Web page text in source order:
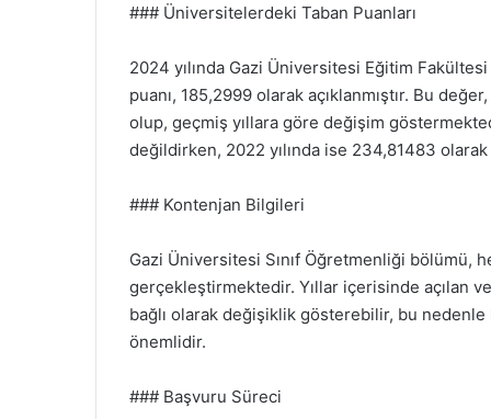
### Üniversitelerdeki Taban Puanları
2024 yılında Gazi Üniversitesi Eğitim
puanı, 185,2999 olarak açıklanmıştır. Bu
olup, geçmiş yıllara göre değişim
değildirken, 2022 yılında ise 234,81483
### Kontenjan Bilgileri
Gazi Üniversitesi Sınıf Öğretmenliği bölümü,
gerçekleştirmektedir. Yıllar içerisinde açılan
bağlı olarak değişiklik gösterebilir, bu
önemlidir.
### Başvuru Süreci